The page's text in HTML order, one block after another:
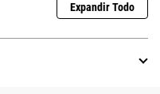
Expandir Todo